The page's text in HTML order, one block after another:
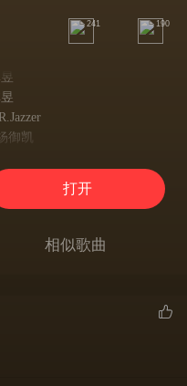
241 190
御凯
徵夏Vix Wang/Angel游雅晴/林昱
Lee/吕青松 Teddy
Liang @Alive Productions
long
打开
相似歌曲